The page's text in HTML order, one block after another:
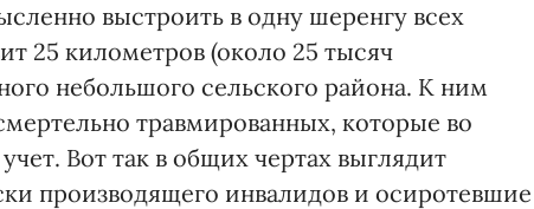
выстроить в одну шеренгу всех
25 километров (около 25 тысяч
небольшого сельского района. К ним
травмированных, которые во
Вот так в общих чертах выглядит
производящего инвалидов и осиротевшие